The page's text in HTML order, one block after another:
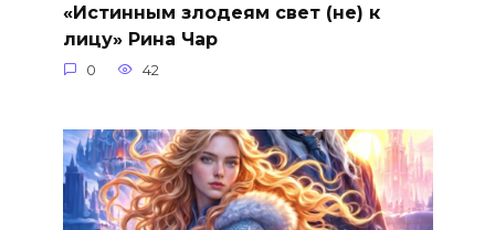
«Истинным злодеям свет (не) к
лицу» Рина Чар
0 42